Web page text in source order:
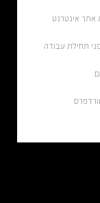
אתר אינטרנט
תחילת עבודה